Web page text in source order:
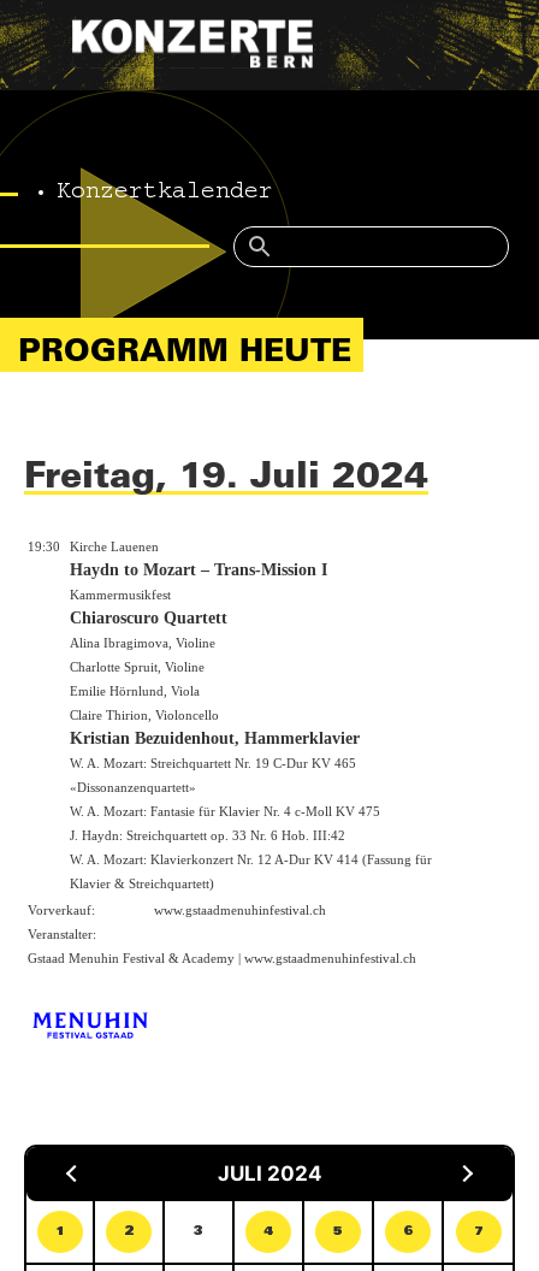
Konzertkalender
PROGRAMM HEUTE
Freitag, 19. Juli 2024
19:30 Kirche Lauenen
Haydn to Mozart – Trans-Mission I
Kammermusikfest
Chiaroscuro Quartett
Alina Ibragimova, Violine
Charlotte Spruit, Violine
Emilie Hörnlund, Viola
Claire Thirion, Violoncello
Kristian Bezuidenhout, Hammerklavier
W. A. Mozart: Streichquartett Nr. 19 C-Dur KV 465
«Dissonanzenquartett»
W. A. Mozart: Fantasie für Klavier Nr. 4 c-Moll KV 475
J. Haydn: Streichquartett op. 33 Nr. 6 Hob. III:42
W. A. Mozart: Klavierkonzert Nr. 12 A-Dur KV 414 (Fassung für
Klavier & Streichquartett)
Vorverkauf:
www.gstaadmenuhinfestival.ch
Veranstalter:
Gstaad Menuhin Festival & Academy | www.gstaadmenuhinfestival.ch
JULI 2024
1 2 3 4 5 6 7